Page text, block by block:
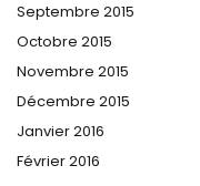
Septembre 2015
Octobre 2015
Novembre 2015
Décembre 2015
Janvier 2016
Février 2016